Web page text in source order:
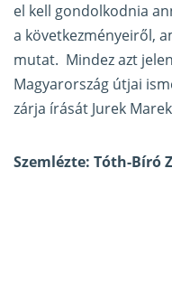
el kell gondolkodnia
a következményeiről,
mutat. Mindez azt
Magyarország útjai
zárja írását Jurek
Szemlézte: Tóth-Bíró